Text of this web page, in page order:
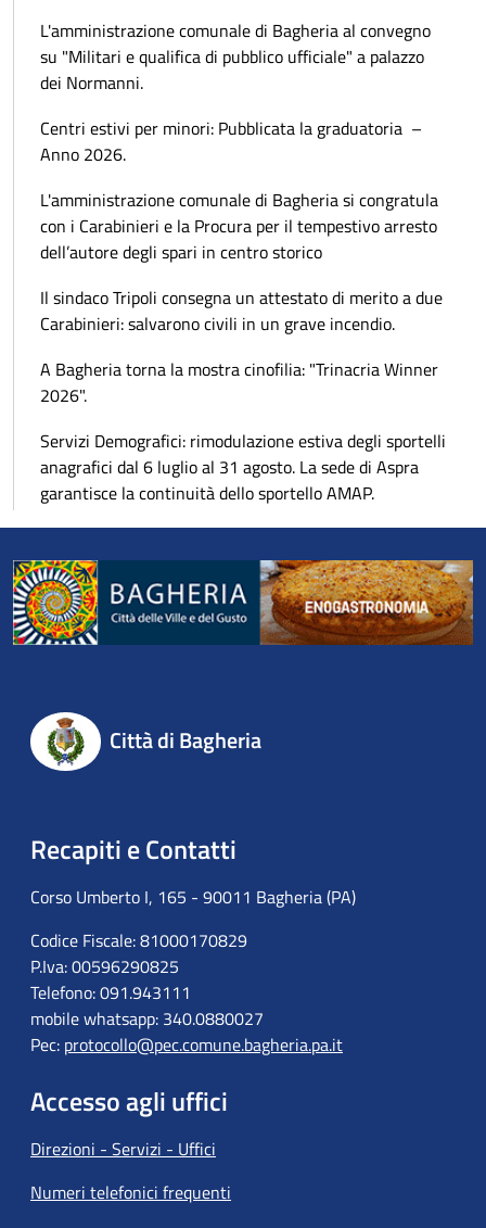
L'amministrazione comunale di Bagheria al convegno
su "Militari e qualifica di pubblico ufficiale" a palazzo
dei Normanni.
Centri estivi per minori: Pubblicata la graduatoria –
Anno 2026.
L'amministrazione comunale di Bagheria si congratula
con i Carabinieri e la Procura per il tempestivo arresto
dell’autore degli spari in centro storico
Il sindaco Tripoli consegna un attestato di merito a due
Carabinieri: salvarono civili in un grave incendio.
A Bagheria torna la mostra cinofilia: "Trinacria Winner
2026".
Servizi Demografici: rimodulazione estiva degli sportelli
anagrafici dal 6 luglio al 31 agosto. La sede di Aspra
garantisce la continuità dello sportello AMAP.
Città di Bagheria
Recapiti e Contatti
Corso Umberto I, 165 - 90011 Bagheria (PA)
Codice Fiscale: 81000170829
P.Iva: 00596290825
Telefono: 091.943111
mobile whatsapp: 340.0880027
Pec: protocollo@pec.comune.bagheria.pa.it
Accesso agli uffici
Direzioni - Servizi - Uffici
Numeri telefonici frequenti